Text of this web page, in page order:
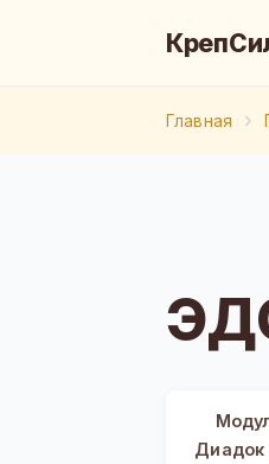
Главная
Диадок